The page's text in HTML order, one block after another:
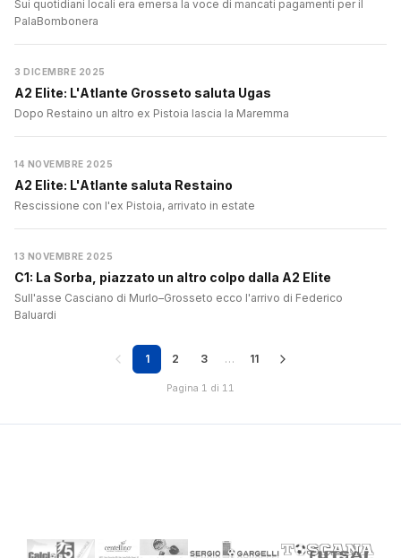
Sui quotidiani locali era emersa la voce di mancati pagamenti per il
PalaBombonera
3 DICEMBRE 2025
A2 Elite: L'Atlante Grosseto saluta Ugas
Dopo Restaino un altro ex Pistoia lascia la Maremma
14 NOVEMBRE 2025
A2 Elite: L'Atlante saluta Restaino
Rescissione con l'ex Pistoia, arrivato in estate
13 NOVEMBRE 2025
C1: La Sorba, piazzato un altro colpo dalla A2 Elite
Sull'asse Casciano di Murlo–Grosseto ecco l'arrivo di Federico
Baluardi
1 2 3 … 11
Pagina 1 di 11